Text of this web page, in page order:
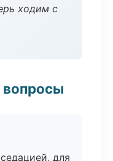
ходим с
вопросы
для